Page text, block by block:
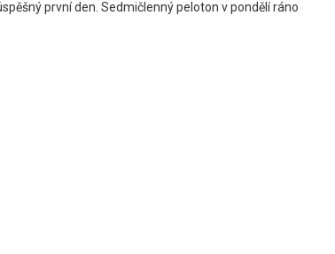
první den. Sedmičlenný peloton v pondělí ráno